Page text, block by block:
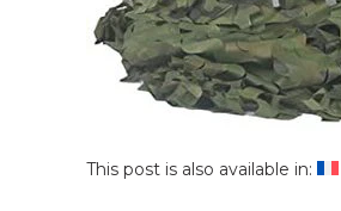
This post is also available in: